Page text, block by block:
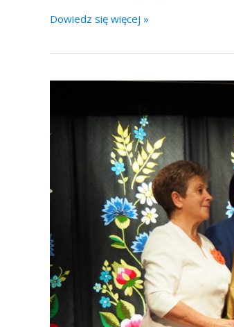
Dowiedz się więcej »
10-
Wieku